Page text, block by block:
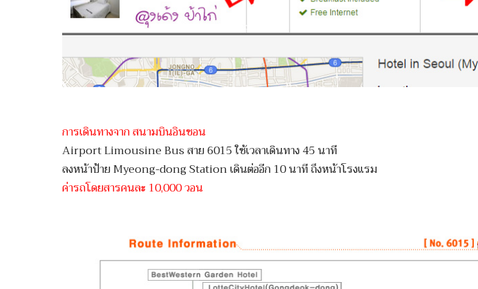
การเดินทางจาก สนามบินอินชอน
Airport Limousine Bus สาย 6015 ใช้เวลาเดินทาง 45 นาที
ลงหน้าป้าย Myeong-dong Station เดินต่ออีก 10 นาที ถึงหน้าโรงแรม
ค่ารถโดยสารคนละ 10,000 วอน